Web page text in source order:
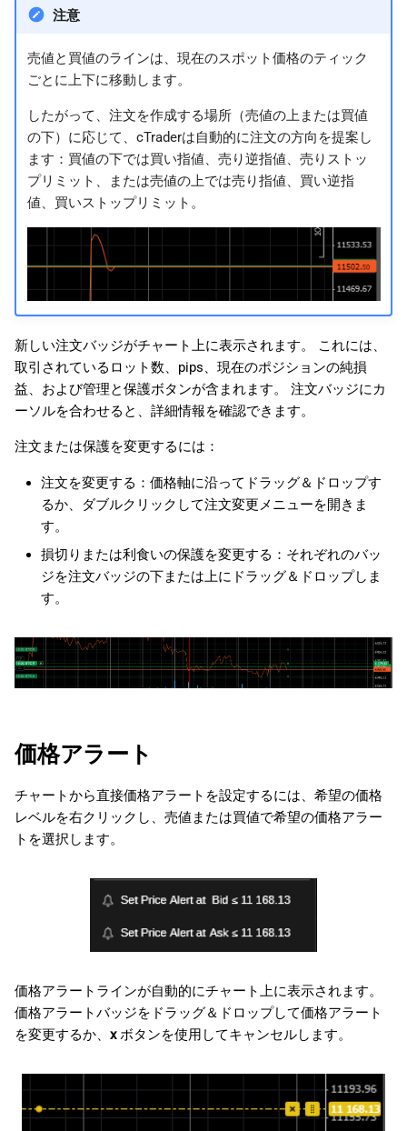
注意
売値と買値のラインは、現在のスポット価格のティック
ごとに上下に移動します。
したがって、注文を作成する場所（売値の上または買値
の下）に応じて、cTraderは自動的に注文の方向を提案し
ます：買値の下では買い指値、売り逆指値、売りストッ
プリミット、または売値の上では売り指値、買い逆指
値、買いストップリミット。
新しい注文バッジがチャート上に表示されます。 これには、
取引されているロット数、pips、現在のポジションの純損
益、および管理と保護ボタンが含まれます。 注文バッジにカ
ーソルを合わせると、詳細情報を確認できます。
注文または保護を変更するには：
注文を変更する：価格軸に沿ってドラッグ＆ドロップす
るか、ダブルクリックして注文変更メニューを開きま
す。
損切りまたは利食いの保護を変更する：それぞれのバッ
ジを注文バッジの下または上にドラッグ＆ドロップしま
す。
価格アラート
チャートから直接価格アラートを設定するには、希望の価格
レベルを右クリックし、売値または買値で希望の価格アラー
トを選択します。
価格アラートラインが自動的にチャート上に表示されます。
価格アラートバッジをドラッグ＆ドロップして価格アラート
を変更するか、 xボタンを使用してキャンセルします。